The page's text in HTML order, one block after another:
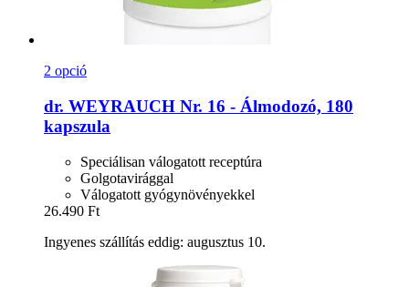
2 opció
dr. WEYRAUCH Nr. 16 -​ Álmodozó, 180
kapszula
Speciálisan válogatott receptúra
Golgotavirággal
Válogatott gyógynövényekkel
26.490 Ft
Ingyenes szállítás eddig: augusztus 10.